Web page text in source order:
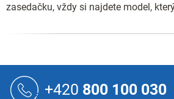
zasedačku, vždy si najdete model,
+420 800 100 030